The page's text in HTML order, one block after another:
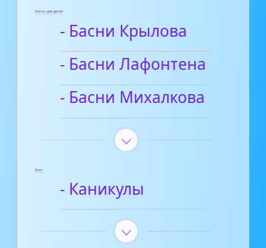
Басни для детей
- Басни Крылова
- Басни Лафонтена
- Басни Михалкова
Блог
- Каникулы